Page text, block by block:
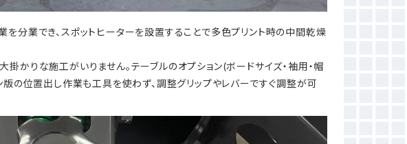
を分業でき、スポットヒーターを設置することで多色プリント時の中間乾燥
かりな施工がいりません。テーブルのオプション(ボードサイズ・袖用・帽
版の位置出し作業も工具を使わず、調整グリップやレバーですぐ調整が可